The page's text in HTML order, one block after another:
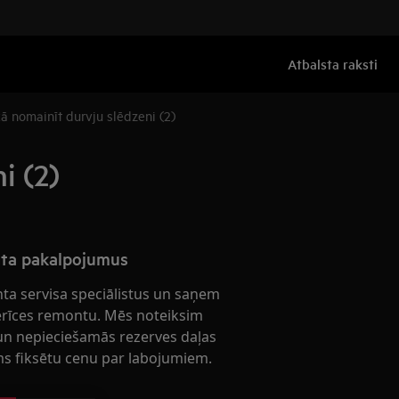
Atbalsta raksti
nomainīt durvju slēdzeni (2)
(2)
pakalpojumus
servisa speciālistus un saņem
remontu. Mēs noteiksim
nepieciešamās rezerves daļas
fiksētu cenu par labojumiem.